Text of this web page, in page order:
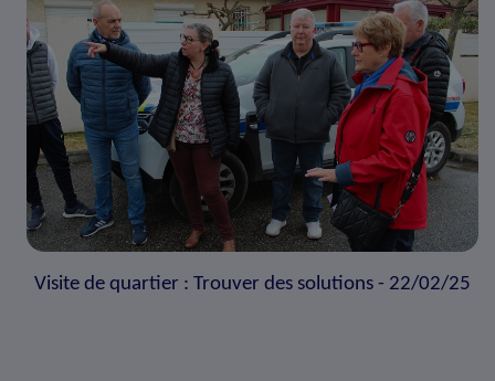
Visite de quartier : Trouver des solutions - 22/02/25